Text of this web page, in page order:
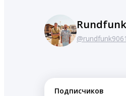
Rundfunk
@rundfunk9061
Подписчиков